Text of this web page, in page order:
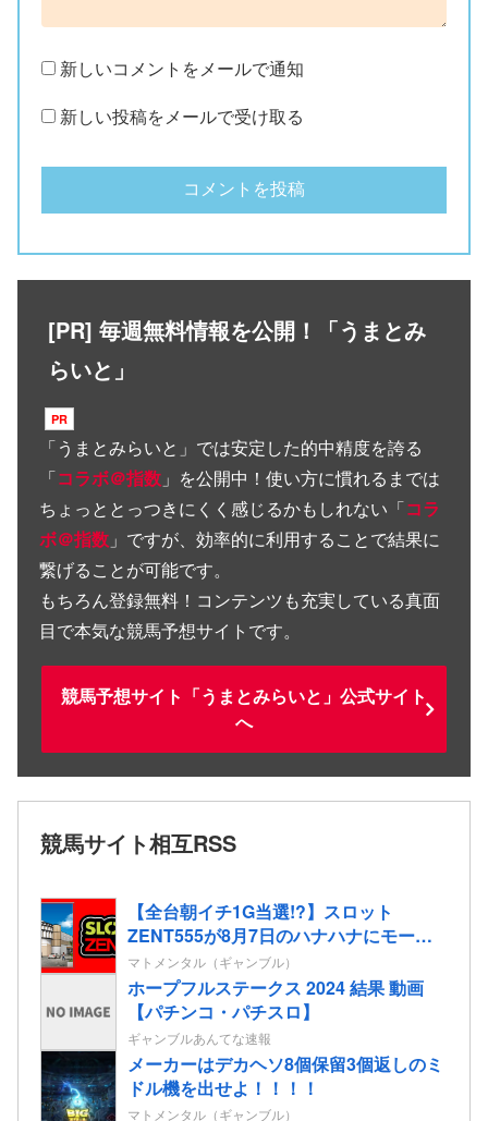
新しいコメントをメールで通知
新しい投稿をメールで受け取る
[PR] 毎週無料情報を公開！「うまとみ
らいと」
「うまとみらいと 」では安定した的中精度を誇る
「コラボ＠指数 」を公開中！使い方に慣れるまでは
ちょっととっつきにくく感じるかもしれない「コラ
ボ＠指数 」ですが、効率的に利用することで結果に
繋げることが可能です。
もちろん登録無料！コンテンツも充実している真面
目で本気な競馬予想サイトです。
競馬予想サイト「うまとみらいと」公式サイト
へ
競馬サイト相互RSS
【全台朝イチ1G当選!?】スロット
ZENT555が8月7日のハナハナにモーニ
ングを仕込んだらしいｗｗｗｗ
マトメンタル（ギャンブル）
ホープフルステークス 2024 結果 動画
【パチンコ・パチスロ】
ギャンブルあんてな速報
メーカーはデカヘソ8個保留3個返しのミ
ドル機を出せよ！！！！
マトメンタル（ギャンブル）